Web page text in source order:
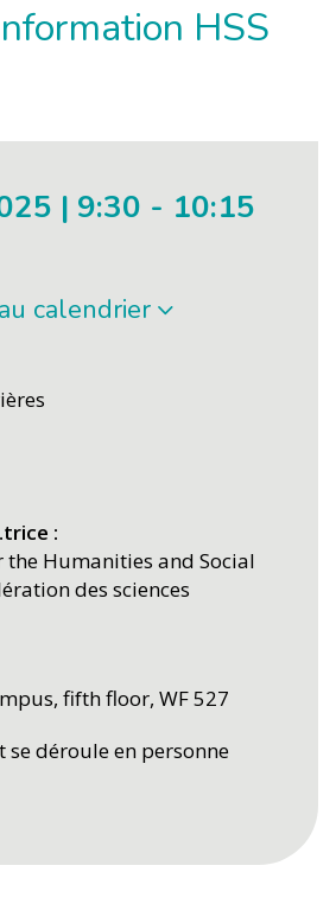
HSS
| 9:30 - 10:15
calendrier
the Humanities and Social
des sciences
fifth floor, WF 527
se déroule en personne